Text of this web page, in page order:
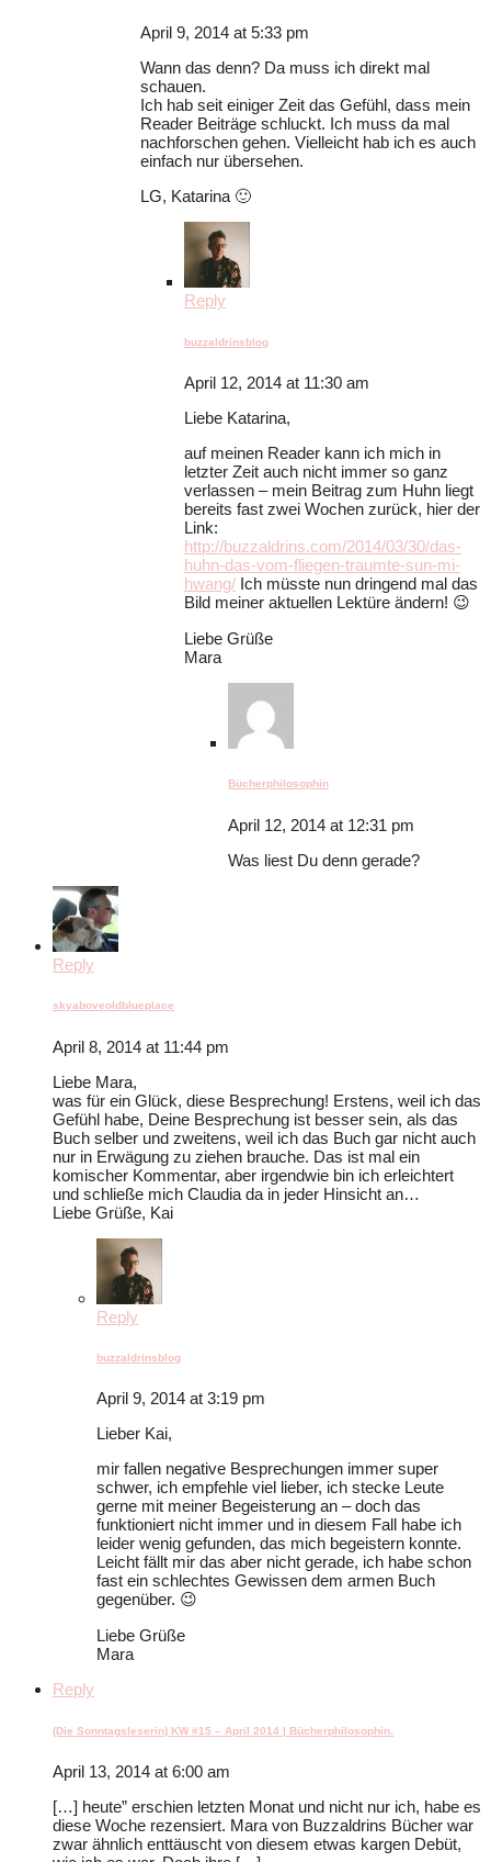
April 9, 2014 at 5:33 pm
Wann das denn? Da muss ich direkt mal
schauen.
Ich hab seit einiger Zeit das Gefühl, dass mein
Reader Beiträge schluckt. Ich muss da mal
nachforschen gehen. Vielleicht hab ich es auch
einfach nur übersehen.
LG, Katarina 🙂
Reply
buzzaldrinsblog
April 12, 2014 at 11:30 am
Liebe Katarina,
auf meinen Reader kann ich mich in
letzter Zeit auch nicht immer so ganz
verlassen – mein Beitrag zum Huhn liegt
bereits fast zwei Wochen zurück, hier der
Link:
http://buzzaldrins.com/2014/03/30/das-
huhn-das-vom-fliegen-traumte-sun-mi-
hwang/ Ich müsste nun dringend mal das
Bild meiner aktuellen Lektüre ändern! 😉
Liebe Grüße
Mara
Bücherphilosophin
April 12, 2014 at 12:31 pm
Was liest Du denn gerade?
Reply
skyaboveoldblueplace
April 8, 2014 at 11:44 pm
Liebe Mara,
was für ein Glück, diese Besprechung! Erstens, weil ich das
Gefühl habe, Deine Besprechung ist besser sein, als das
Buch selber und zweitens, weil ich das Buch gar nicht auch
nur in Erwägung zu ziehen brauche. Das ist mal ein
komischer Kommentar, aber irgendwie bin ich erleichtert
und schließe mich Claudia da in jeder Hinsicht an…
Liebe Grüße, Kai
Reply
buzzaldrinsblog
April 9, 2014 at 3:19 pm
Lieber Kai,
mir fallen negative Besprechungen immer super
schwer, ich empfehle viel lieber, ich stecke Leute
gerne mit meiner Begeisterung an – doch das
funktioniert nicht immer und in diesem Fall habe ich
leider wenig gefunden, das mich begeistern konnte.
Leicht fällt mir das aber nicht gerade, ich habe schon
fast ein schlechtes Gewissen dem armen Buch
gegenüber. 😉
Liebe Grüße
Mara
Reply
(Die Sonntagsleserin) KW #15 – April 2014 | Bücherphilosophin.
April 13, 2014 at 6:00 am
[…] heute” erschien letzten Monat und nicht nur ich, habe es
diese Woche rezensiert. Mara von Buzzaldrins Bücher war
zwar ähnlich enttäuscht von diesem etwas kargen Debüt,